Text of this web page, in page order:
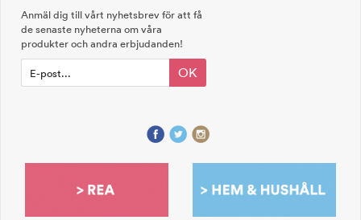
Anmäl dig till vårt nyhetsbrev för att få
de senaste nyheterna om våra
produkter och andra erbjudanden!
OK